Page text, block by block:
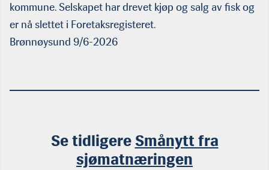
kommune. Selskapet har drevet kjøp og salg av fisk og
er nå slettet i Foretaksregisteret.
Brønnøysund 9/6-2026
Se tidligereSmånytt fra
sjømatnæringen